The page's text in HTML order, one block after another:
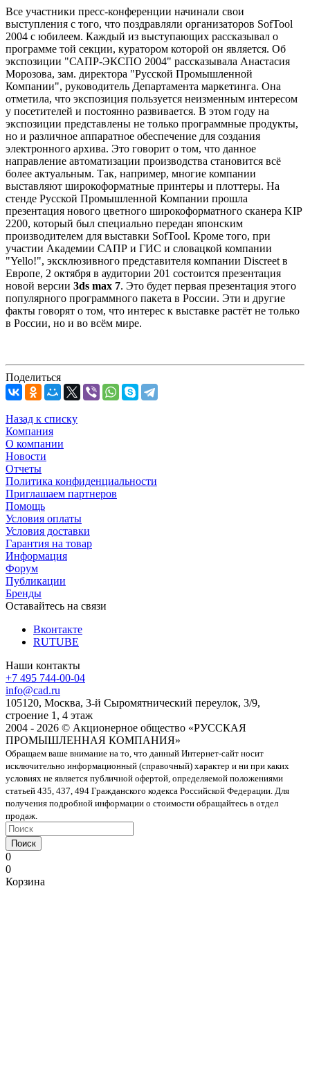
Все участники пресс-конференции начинали свои
выступления с того, что поздравляли организаторов SofTool
2004 с юбилеем. Каждый из выступающих рассказывал о
программе той секции, куратором которой он является. Об
экспозиции "САПР-ЭКСПО 2004" рассказывала Анастасия
Морозова, зам. директора "Русской Промышленной
Компании", руководитель Департамента маркетинга. Она
отметила, что экспозиция пользуется неизменным интересом
у посетителей и постоянно развивается. В этом году на
экспозиции представлены не только программные продукты,
но и различное аппаратное обеспечение для создания
электронного архива. Это говорит о том, что данное
направление автоматизации производства становится всё
более актуальным. Так, например, многие компании
выставляют широкоформатные принтеры и плоттеры. На
стенде Русской Промышленной Компании прошла
презентация нового цветного широкоформатного сканера KIP
2200, который был специально передан японским
производителем для выставки SofTool. Кроме того, при
участии Академии САПР и ГИС и словацкой компании
"Yello!", эксклюзивного представителя компании Discreet в
Европе, 2 октября в аудитории 201 состоится презентация
новой версии 3ds max 7. Это будет первая презентация этого
популярного программного пакета в России. Эти и другие
факты говорят о том, что интерес к выставке растёт не только
в России, но и во всём мире.
Поделиться
Назад к списку
Компания
О компании
Новости
Отчеты
Политика конфиденциальности
Приглашаем партнеров
Помощь
Условия оплаты
Условия доставки
Гарантия на товар
Информация
Форум
Публикации
Бренды
Оставайтесь на связи
Вконтакте
RUTUBE
Наши контакты
+7 495 744-00-04
info@cad.ru
105120, Москва, 3-й Сыромятнический переулок, 3/9,
строение 1, 4 этаж
2004 - 2026 © Акционерное общество «РУССКАЯ
ПРОМЫШЛЕННАЯ КОМПАНИЯ»
Обращаем ваше внимание на то, что данный Интернет-сайт носит
исключительно информационный (справочный) характер и ни при каких
условиях не является публичной офертой, определяемой положениями
статьей 435, 437, 494 Гражданского кодекса Российской Федерации. Для
получения подробной информации о стоимости обращайтесь в отдел
продаж.
Поиск
0
0
Корзина